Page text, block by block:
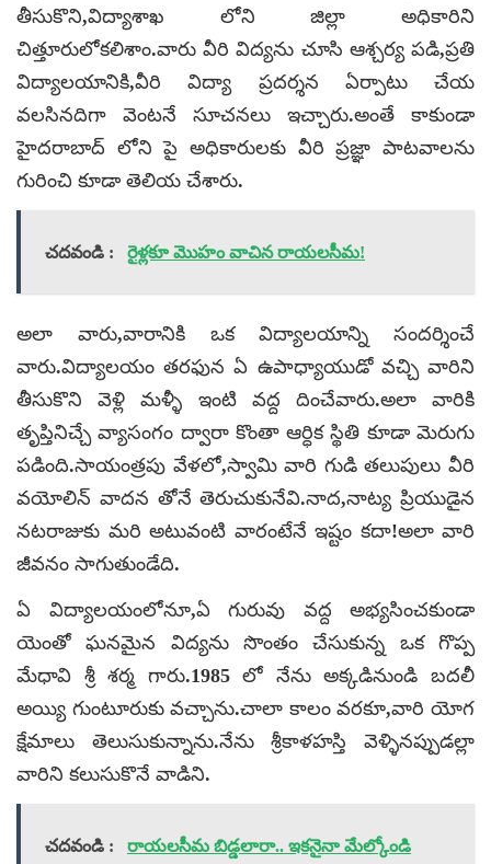
తీసుకొని,విద్యాశాఖ లోని జిల్లా అధికారిని
చిత్తూరులోకలిశాం.వారు వీరి విద్యను చూసి ఆశ్చర్య పడి,ప్రతి
విద్యాలయానికి,వీరి విద్యా ప్రదర్శన ఏర్పాటు చేయ
వలసినదిగా వెంటనే సూచనలు ఇచ్చారు.అంతే కాకుండా
హైదరాబాద్ లోని పై అధికారులకు వీరి ప్రజ్ఞా పాటవాలను
గురించి కూడా తెలియ చేశారు.
చదవండి : రైళ్లకూ మొహం వాచిన రాయలసీమ!
అలా వారు,వారానికి ఒక విద్యాలయాన్ని సందర్శించే
వారు.విద్యాలయం తరఫున ఏ ఉపాధ్యాయుడో వచ్చి వారిని
తీసుకొని వెళ్లి మళ్ళీ ఇంటి వద్ద దించేవారు.అలా వారికి
తృప్తినిచ్చే వ్యాసంగం ద్వారా కొంతా ఆర్ధిక స్థితి కూడా మెరుగు
పడింది.సాయంత్రపు వేళలో,స్వామి వారి గుడి తలుపులు వీరి
వయోలిన్ వాదన తోనే తెరుచుకునేవి.నాద,నాట్య ప్రియుడైన
నటరాజుకు మరి అటువంటి వారంటేనే ఇష్టం కదా!అలా వారి
జీవనం సాగుతుండేది.
ఏ విద్యాలయంలోనూ,ఏ గురువు వద్ద అభ్యసించకుండా
యెంతో ఘనమైన విద్యను సొంతం చేసుకున్న ఒక గొప్ప
మేధావి శ్రీ శర్మ గారు.1985 లో నేను అక్కడినుండి బదలీ
అయ్యి గుంటూరుకు వచ్చాను.చాలా కాలం వరకూ,వారి యోగ
క్షేమాలు తెలుసుకున్నాను.నేను శ్రీకాళహస్తి వెళ్ళినప్పుడల్లా
వారిని కలుసుకొనే వాడిని.
చదవండి : రాయలసీమ బిడ్డలారా.. ఇకనైనా మేల్కోండి